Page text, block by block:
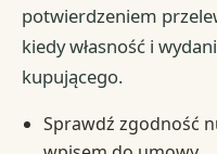
potwierdzeniem
kiedy własność i
kupującego.
Sprawdź zgodność